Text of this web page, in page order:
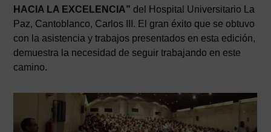
HACIA LA EXCELENCIA” del Hospital Universitario La
Paz, Cantoblanco, Carlos III. El gran éxito que se obtuvo
con la asistencia y trabajos presentados en esta edición,
demuestra la necesidad de seguir trabajando en este
camino.